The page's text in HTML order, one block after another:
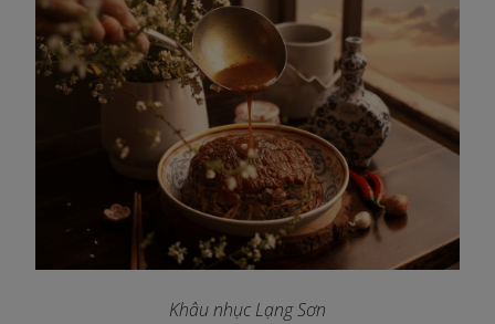
Khâu nhục Lạng Sơn